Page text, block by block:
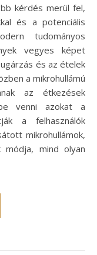
kérdés merül fel,
és a potenciális
tudományos
vegyes képet
és az ételek
a mikrohullámú
az étkezések
venni azokat a
a felhasználók
mikrohullámok,
módja, mind olyan